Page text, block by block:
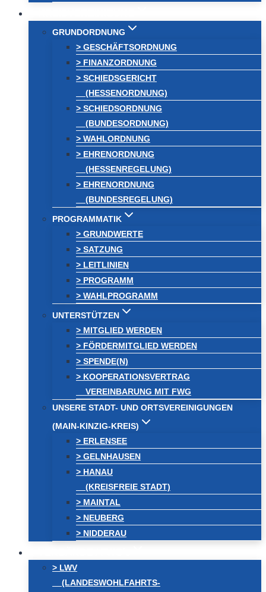
GRUNDORDNUNG
> GESCHÄFTSORDNUNG
> FINANZORDNUNG
> SCHIEDSGERICHT
(HESSENORDNUNG)
> SCHIEDSORDNUNG
(BUNDESORDNUNG)
> WAHLORDNUNG
> EHRENORDNUNG
(HESSENREGELUNG)
> EHRENORDNUNG
(BUNDESREGELUNG)
PROGRAMMATIK
> GRUNDWERTE
> SATZUNG
> LEITLINIEN
> PROGRAMM
> WAHLPROGRAMM
UNTERSTÜTZEN
> MITGLIED WERDEN
> FÖRDERMITGLIED WERDEN
> SPENDE(N)
> KOOPERATIONSVERTRAG
VEREINBARUNG MIT FWG
UNSERE STADT- UND ORTSVEREINIGUNGEN
(MAIN-KINZIG-KREIS)
> ERLENSEE
> GELNHAUSEN
> HANAU
(KREISFREIE STADT)
> MAINTAL
> NEUBERG
> NIDDERAU
> LWV
(LANDESWOHLFAHRTS-